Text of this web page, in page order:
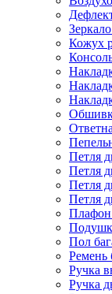
Кожух
Петля
Петля
Петля
Петля
Пол
Ремень
Ручка
Ручка